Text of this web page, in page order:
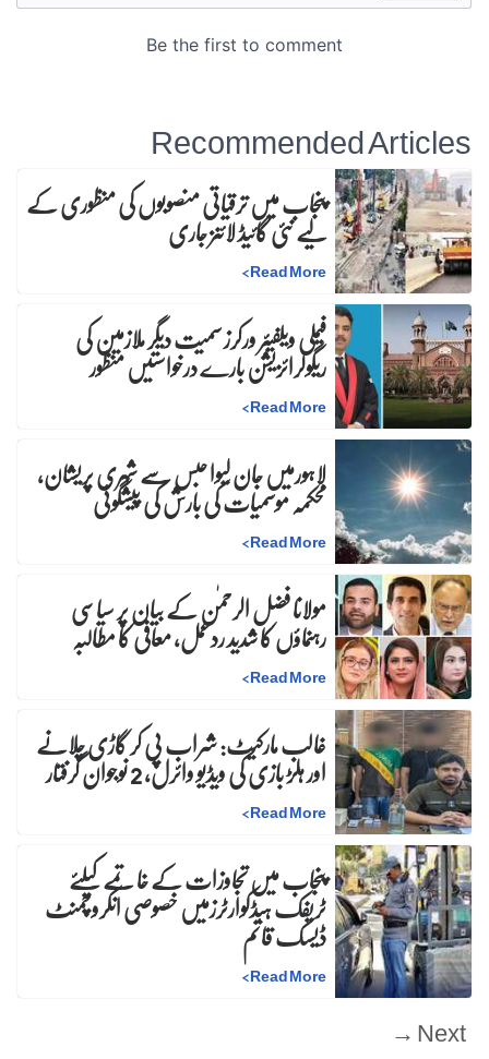
Recommended Articles
پنجاب میں ترقیاتی منصوبوں کی منظوری کے
لیے نئی گائیڈ لائنز جاری
Read More
>
فیملی ویلفیئر ورکرز سمیت دیگر ملازمین کی
ریگولرائزیشن بارے درخواستیں منظور
Read More
>
لاہورمیں جان لیوا حبس سے شہری پریشان،
محکمہ موسمیات کی بارش کی پیشگوئی
Read More
>
مولانا فضل الرحمٰن کے بیان پر سیاسی
رہنماؤں کا شدید ردعمل، معافی کا مطالبہ
Read More
>
غالب مارکیٹ: شراب پی کر گاڑی چلانے
اور ہلڑ بازی کی ویڈیو وائرل، 2 نوجوان گرفتار
Read More
>
پنجاب میں تجاوزات کے خاتمے کیلئے
ٹریفک ہیڈکوارٹرزمیں خصوصی انکروچمنٹ
ڈیسک قائم
Read More
>
Next →